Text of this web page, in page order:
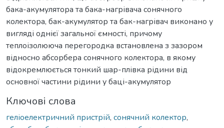
бака-акумулятора та бака-нагрівача сонячного
колектора, бак-акумулятор та бак-нагрівач виконано у
вигляді однієї загальної ємності, причому
теплоізолююча перегородка встановлена з зазором
відносно абсорбера сонячного колектора, в якому
відокремлюється тонкий шар-плівка рідини від
основної частини рідини у баці-акумулятор
Ключові слова
геліоелектричний пристрій, сонячний колектор,